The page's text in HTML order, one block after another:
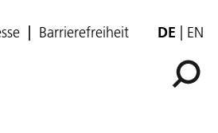
Barrierefreiheit DE EN